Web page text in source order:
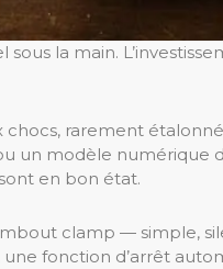
sous la main.
rarement
un modèle numérique
en bon état.
clamp — simple,
fonction d’arrêt